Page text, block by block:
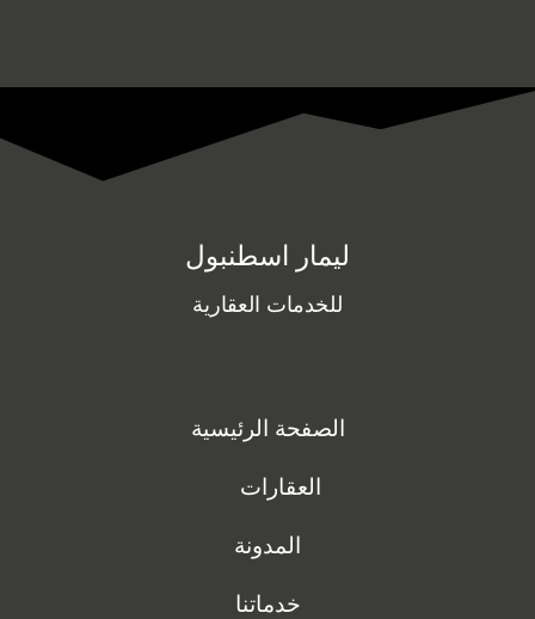
الصفحة الرئيسية
العقارات
المدونة
خدماتنا
ليمار اسطنبول
للخدمات العقارية